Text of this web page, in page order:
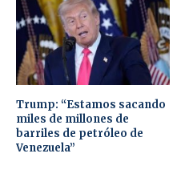
Trump: “Estamos sacando
miles de millones de
barriles de petróleo de
Venezuela”